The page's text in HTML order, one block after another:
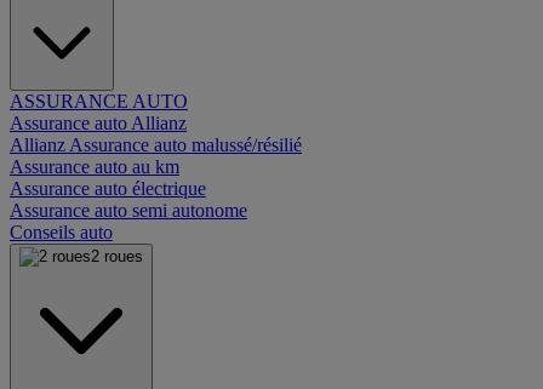
ASSURANCE AUTO
Assurance auto Allianz
Allianz Assurance auto malussé/résilié
Assurance auto au km
Assurance auto électrique
Assurance auto semi autonome
Conseils auto
2 roues